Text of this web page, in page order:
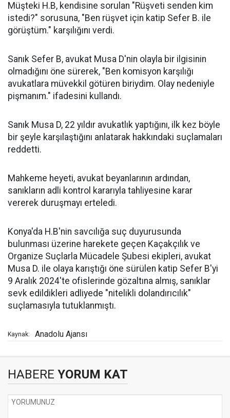
Müşteki H.B, kendisine sorulan "Rüşveti senden kim
istedi?" sorusuna, "Ben rüşvet için katip Sefer B. ile
görüştüm." karşılığını verdi.
Sanık Sefer B, avukat Musa D'nin olayla bir ilgisinin
olmadığını öne sürerek, "Ben komisyon karşılığı
avukatlara müvekkil götüren biriydim. Olay nedeniyle
pişmanım." ifadesini kullandı.
Sanık Musa D, 22 yıldır avukatlık yaptığını, ilk kez böyle
bir şeyle karşılaştığını anlatarak hakkındaki suçlamaları
reddetti.
Mahkeme heyeti, avukat beyanlarının ardından,
sanıkların adli kontrol kararıyla tahliyesine karar
vererek duruşmayı erteledi.
Konya'da H.B'nin savcılığa suç duyurusunda
bulunması üzerine harekete geçen Kaçakçılık ve
Organize Suçlarla Mücadele Şubesi ekipleri, avukat
Musa D. ile olaya karıştığı öne sürülen katip Sefer B'yi
9 Aralık 2024'te ofislerinde gözaltına almış, sanıklar
sevk edildikleri adliyede "nitelikli dolandırıcılık"
suçlamasıyla tutuklanmıştı.
Kaynak: Anadolu Ajansı
HABERE YORUM KAT